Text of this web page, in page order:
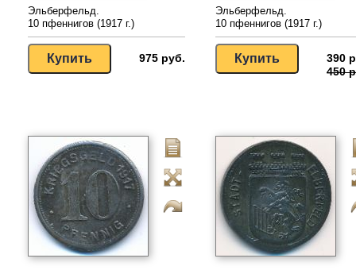
Эльберфельд.
10 пфеннигов (1917 г.)
975 руб.
Эльберфельд.
10 пфеннигов (1917 г.)
390
450